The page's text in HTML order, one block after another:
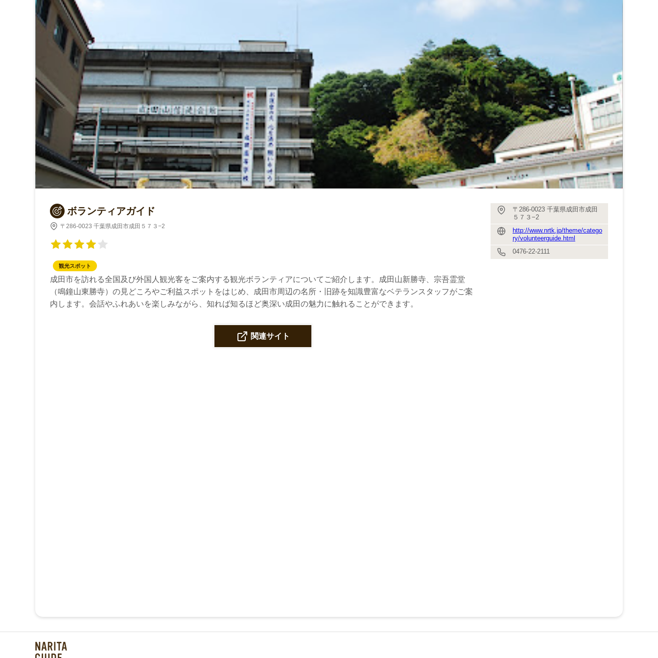
ボランティアガイド
〒286-0023 千葉県成田市成田５７３−2
観光スポット
成田市を訪れる全国及び外国人観光客をご案内する観光ボランティアについてご紹介します。成田山新勝寺、宗吾霊堂
（鳴鐘山東勝寺）の見どころやご利益スポットをはじめ、成田市周辺の名所・旧跡を知識豊富なベテランスタッフがご案
内します。会話やふれあいを楽しみながら、知れば知るほど奥深い成田の魅力に触れることができます。
関連サイト
〒286-0023 千葉県成田市成田
５７３−2
http://www.nrtk.jp/theme/catego
ry/volunteerguide.html
0476-22-2111